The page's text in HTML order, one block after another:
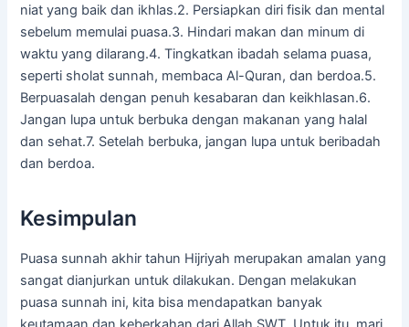
niat yang baik dan ikhlas.2. Persiapkan diri fisik dan mental
sebelum memulai puasa.3. Hindari makan dan minum di
waktu yang dilarang.4. Tingkatkan ibadah selama puasa,
seperti sholat sunnah, membaca Al-Quran, dan berdoa.5.
Berpuasalah dengan penuh kesabaran dan keikhlasan.6.
Jangan lupa untuk berbuka dengan makanan yang halal
dan sehat.7. Setelah berbuka, jangan lupa untuk beribadah
dan berdoa.
Kesimpulan
Puasa sunnah akhir tahun Hijriyah merupakan amalan yang
sangat dianjurkan untuk dilakukan. Dengan melakukan
puasa sunnah ini, kita bisa mendapatkan banyak